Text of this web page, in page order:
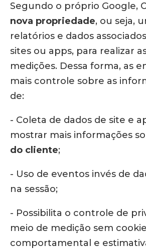
Segundo o próprio Google,
nova propriedade, ou seja,
relatórios e dados
sites ou apps, para realizar
medições. Dessa forma, as
mais controle sobre as
de:
- Coleta de dados de site e
mostrar mais informações
do cliente;
- Uso de eventos invés de
na sessão;
- Possibilita o controle de
meio de medição sem
comportamental e